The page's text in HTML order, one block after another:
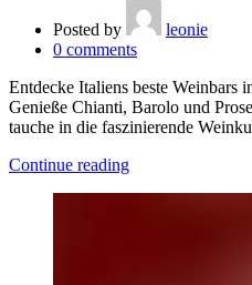
Posted by
leonie
0 comments
Entdecke Italiens beste Weinbars
Genieße Chianti, Barolo und
tauche in die faszinierende
Continue reading